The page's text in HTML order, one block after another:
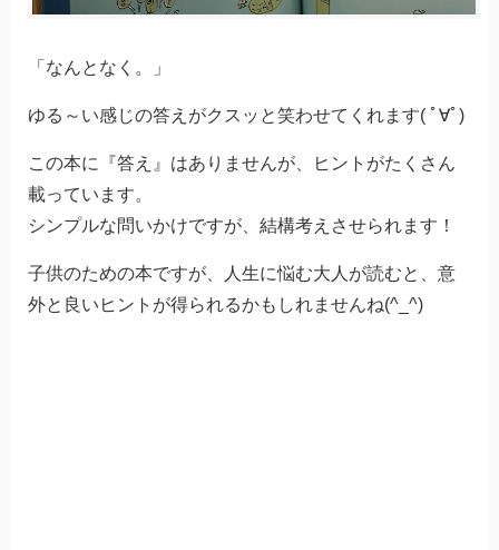
「なんとなく。」
ゆる～い感じの答えがクスッと笑わせてくれます( ﾟ∀ﾟ)
この本に『答え』はありませんが、ヒントがたくさん
載っています。
シンプルな問いかけですが、結構考えさせられます！
子供のための本ですが、人生に悩む大人が読むと、意
外と良いヒントが得られるかもしれませんね(^_^)